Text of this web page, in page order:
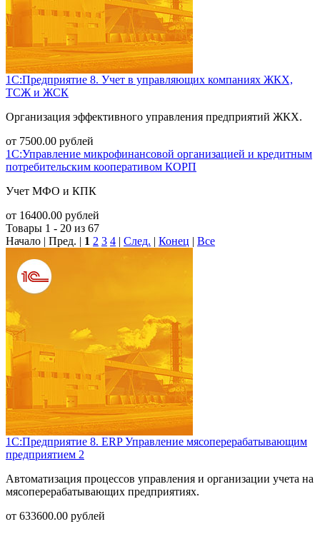
1С:Предприятие 8. Учет в управляющих компаниях ЖКХ,
ТСЖ и ЖСК
Организация эффективного управления предприятий ЖКХ.
от 7500.00 рублей
1С:Управление микрофинансовой организацией и кредитным
потребительским кооперативом КОРП
Учет МФО и КПК
от 16400.00 рублей
Товары 1 - 20 из 67
Начало | Пред. | 1 2 3 4 | След. | Конец | Все
1С:Предприятие 8. ERP Управление мясоперерабатывающим
предприятием 2
Автоматизация процессов управления и организации учета на
мясоперерабатывающих предприятиях.
от 633600.00 рублей